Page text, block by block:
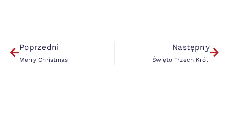
Poprzedni
Merry Christmas
Następny
Święto Trzech Króli